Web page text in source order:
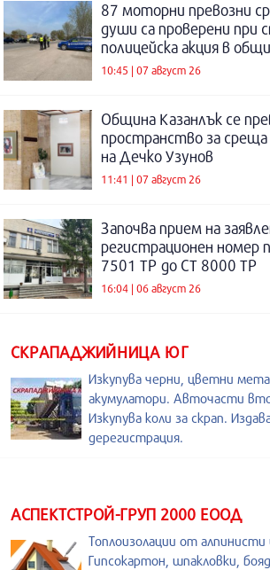
87 моторни превозни
души са проверени при
полицейска акция в
10:45 | 07 август 26
Община Казанлък се
пространство за
на Дечко Узунов
11:41 | 07 август 26
Започва прием на
регистрационен номер
7501 ТР до СТ 8000 ТР
16:04 | 06 август 26
СКРАПАДЖИЙНИЦА ЮГ
Изкупува черни, цветни
акумулатори. Авточасти
Изкупува коли за скрап.
дерегистрация.
АСПЕКТСТРОЙ-ГРУП 2000 ЕООД
Топлоизолации от алпинисти
Гипсокартон, шпакловки,